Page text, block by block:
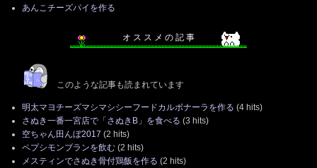
あんこチーズパイを作る
オ ス ス メ の 記 事
このような記事も読まれています
明太マヨチーズマシマシシーフードカルボナーラを作る (4 hits)
さぬき一番一宮店で「さぬきB」を食べる (3 hits)
空ちゃん田んぼ2017 (2 hits)
ペプシモンブランを飲む (2 hits)
メスティンでさぬき骨付鶏飯を作る (2 hits)